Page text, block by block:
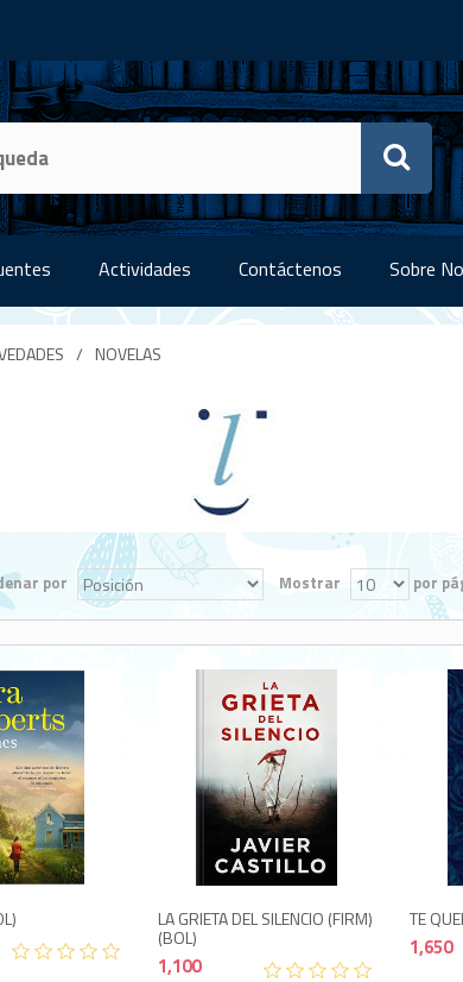
Actividades Contáctenos Sobre
/ NOVELAS
por Mostrar por
LA GRIETA DEL SILENCIO (FIRM)
(BOL)
1,100
TE
1,650